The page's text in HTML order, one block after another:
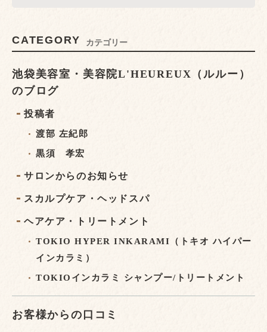
CATEGORY カテゴリー
池袋美容室・美容院L'HEUREUX（ルルー）
のブログ
投稿者
渡部 左紀郎
黒須 孝宏
サロンからのお知らせ
スカルプケア・ヘッドスパ
ヘアケア・トリートメント
TOKIO HYPER INKARAMI（トキオ ハイパー
インカラミ）
TOKIOインカラミ シャンプー/トリートメント
お客様からの口コミ